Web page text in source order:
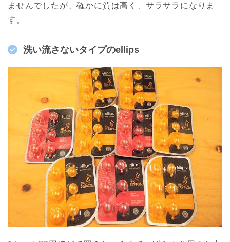
ませんでしたが、確かに質は高く、サラサラになりま
す。
洗い流さないタイプのellips